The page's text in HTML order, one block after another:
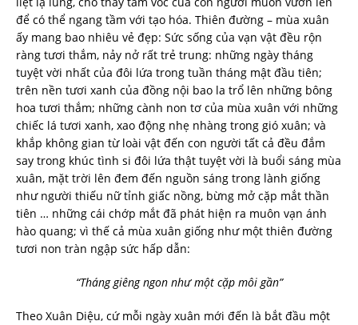
để có thể ngang tầm với tạo hóa. Thiên đường – mùa xuân
ấy mang bao nhiêu vẻ đẹp: Sức sống của vạn vật đều rộn
ràng tươi thắm, nảy nở rất trẻ trung: những ngày tháng
tuyệt vời nhất của đôi lứa trong tuần tháng mật đầu tiên;
trên nền tươi xanh của đồng nội bao la trổ lên những bông
hoa tươi thắm; những cành non tơ của mùa xuân với những
chiếc lá tươi xanh, xao động nhẹ nhàng trong gió xuân; và
khắp không gian từ loài vật đến con người tất cả đều đắm
say trong khúc tình si đôi lứa thật tuyệt vời là buổi sáng mùa
xuân, mặt trời lên đem đến nguồn sáng trong lành giống
như người thiếu nữ tỉnh giấc nồng, bừng mở cặp mắt thần
tiên … những cái chớp mắt đã phát hiện ra muôn vạn ánh
hào quang; vì thế cả mùa xuân giống như một thiên đường
tươi non tràn ngập sức hấp dẫn:
“Tháng giêng ngon như một cặp môi gần”
Theo Xuân Diệu, cứ mỗi ngày xuân mới đến là bắt đầu một